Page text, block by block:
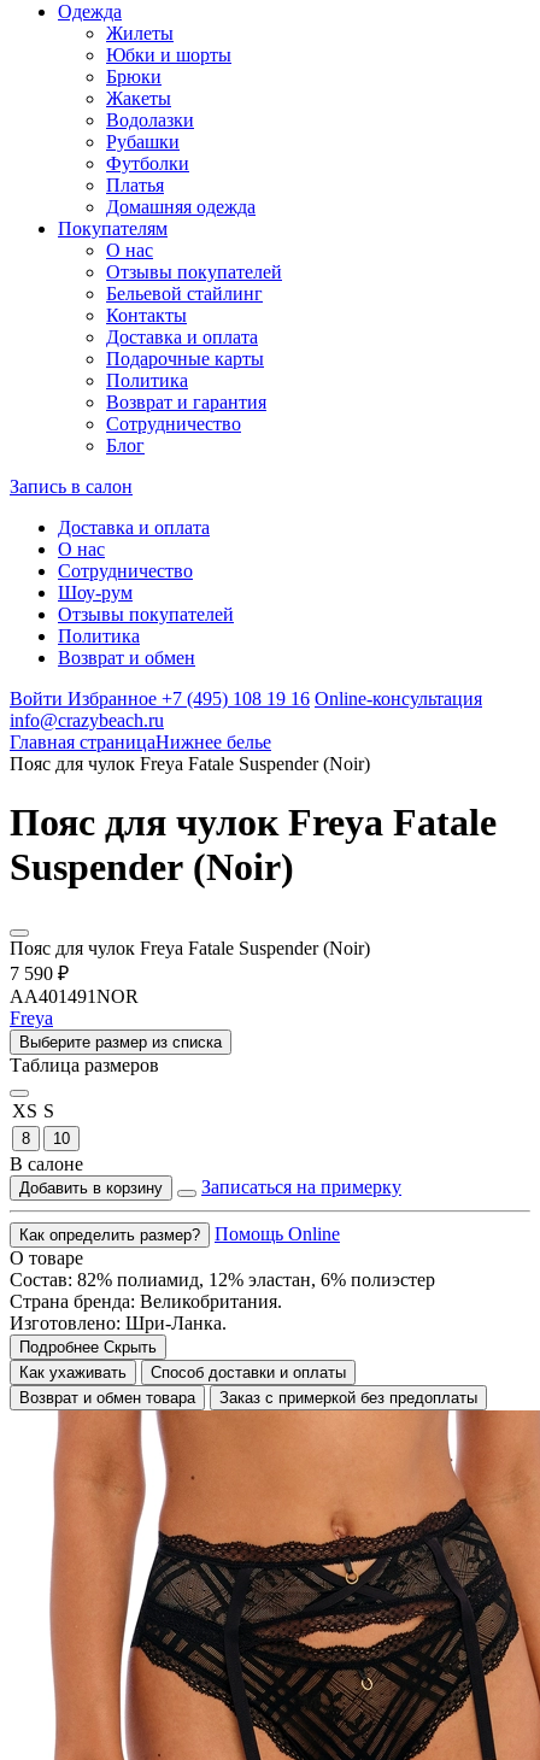
Одежда
Жилеты
Юбки и шорты
Брюки
Жакеты
Водолазки
Рубашки
Футболки
Платья
Домашняя одежда
Покупателям
О нас
Отзывы покупателей
Бельевой стайлинг
Контакты
Доставка и оплата
Подарочные карты
Политика
Возврат и гарантия
Сотрудничество
Блог
Запись в салон
Доставка и оплата
О нас
Сотрудничество
Шоу-рум
Отзывы покупателей
Политика
Возврат и обмен
Войти Избранное +7 (495) 108 19 16 Online-консультация
info@crazybeach.ru
Главная страницаНижнее белье
Пояс для чулок Freya Fatale Suspender (Noir)
Пояс для чулок Freya Fatale
Suspender (Noir)
Пояс для чулок Freya Fatale Suspender (Noir)
7 590 ₽
AA401491NOR
Freya
Выберите размер из списка
Таблица размеров
XS S
8 10
В салоне
Добавить в корзину Записаться на примерку
Как определить размер?
Помощь Online
О товаре
Состав: 82% полиамид, 12% эластан, 6% полиэстер
Страна бренда: Великобритания.
Изготовлено: Шри-Ланка.
Подробнее Скрыть
Как ухаживать
Способ доставки и оплаты
Возврат и обмен товара
Заказ с примеркой без предоплаты